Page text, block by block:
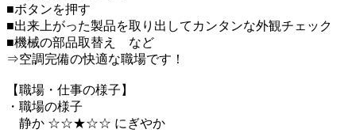
■ボタンを押す
■出来上がった製品を取り出してカンタンな外観チェック
■機械の部品取替え など
⇒空調完備の快適な職場です！
【職場・仕事の様子】
・職場の様子
静か ☆☆★☆☆ にぎやか